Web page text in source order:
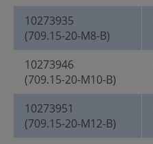
10273935
(709.15-20-M8-B)
10273946
(709.15-20-M10-B)
10273951
(709.15-20-M12-B)